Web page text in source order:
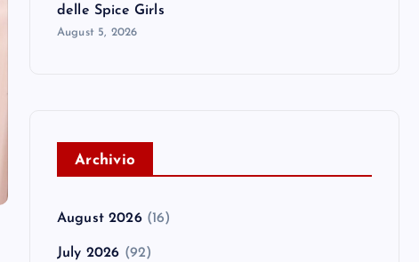
delle Spice Girls
August 5, 2026
Archivio
August 2026(16)
July 2026 (92)